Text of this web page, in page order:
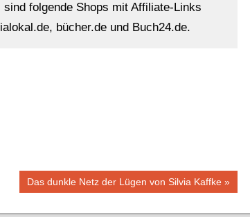
folgende Shops mit Affiliate-Links
bücher.de und Buch24.de.
Nächster
Das dunkle Netz der Lügen von Silvia Kaffke